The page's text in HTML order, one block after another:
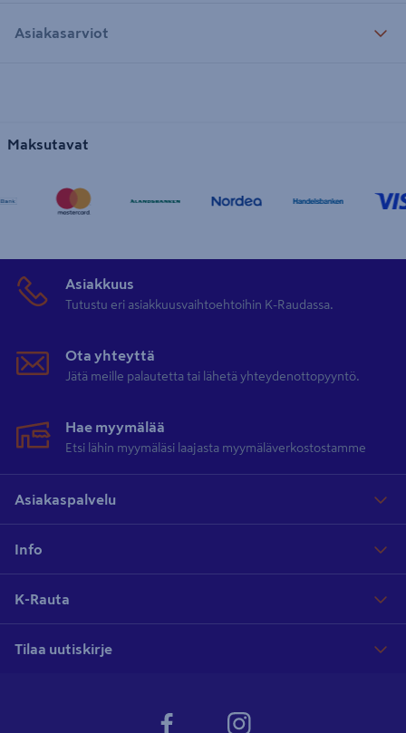
Asiakasarviot
Maksutavat
Asiakkuus
Tutustu eri asiakkuusvaihtoehtoihin K-Raudassa.
Ota yhteyttä
Jätä meille palautetta tai lähetä yhteydenottopyyntö.
Hae myymälää
Etsi lähin myymäläsi laajasta myymäläverkostostamme
Asiakaspalvelu
Info
K-Rauta
Tilaa uutiskirje